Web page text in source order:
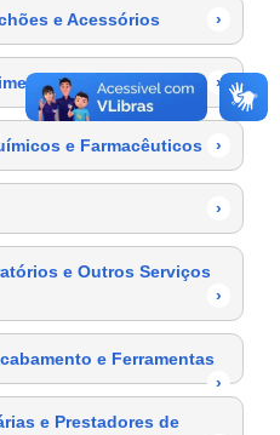
e Acessórios ›
›
e Farmacêuticos ›
›
e Outros Serviços
›
e Ferramentas
›
e Prestadores de